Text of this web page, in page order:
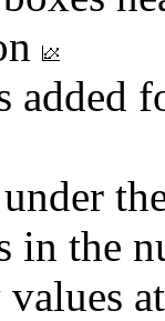
added
in the